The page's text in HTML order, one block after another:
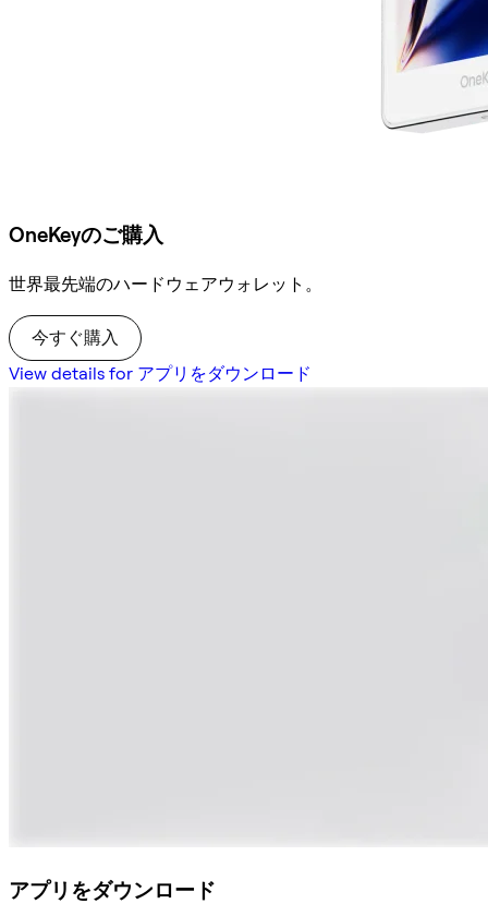
OneKeyのご購入
世界最先端のハードウェアウォレット。
今すぐ購入
View details for アプリをダウンロード
アプリをダウンロード